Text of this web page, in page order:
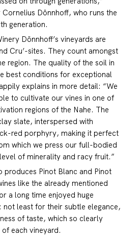
Dönnhoff, who runs the
generation.
Dönnhoff’s vineyards are
Cru’-sites. They count amongst
region. The quality of the soil in
best conditions for exceptional
explains in more detail: “We
to cultivate our vines in one of
regions of the Nahe. The
slate, interspersed with
red porphyry, making it perfect
which we press our full-bodied
of minerality and racy fruit.”
produces Pinot Blanc and Pinot
like the already mentioned
a long time enjoyed huge
not least for their subtle elegance,
of taste, which so clearly
each vineyard.